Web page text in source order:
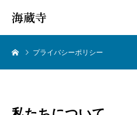
海蔵寺
プライバシーポリシー